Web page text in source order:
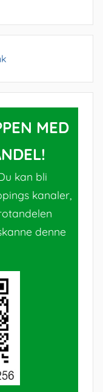
MED
kan bli
kanaler,
denne